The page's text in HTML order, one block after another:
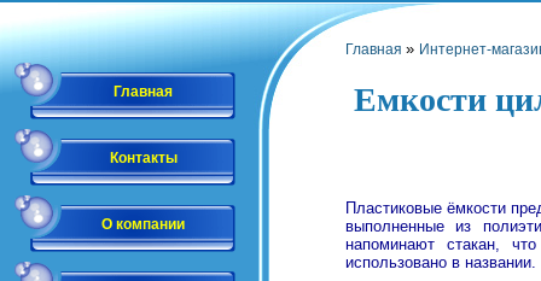
Главная
Контакты
О компании
Главная » Интернет-
Емкости
Пластиковые ёмкости
выполненные из
напоминают стакан,
использовано в названии.